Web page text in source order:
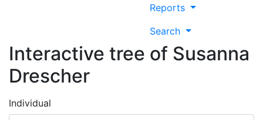
Reports
Search
Interactive tree of Susanna
Drescher
Individual